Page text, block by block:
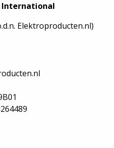
International
Elektroproducten.nl)